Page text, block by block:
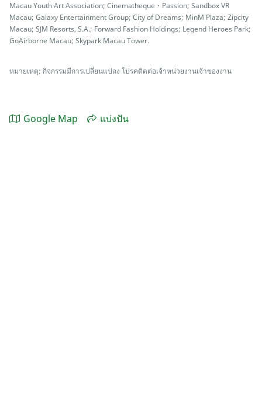
Macau Youth Art Association; Cinematheque・Passion; Sandbox VR
Macau; Galaxy Entertainment Group; City of Dreams; MinM Plaza; Zipcity
Macau; SJM Resorts, S.A.; Forward Fashion Holdings; Legend Heroes Park;
GoAirborne Macau; Skypark Macau Tower.
หมายเหตุ: กิจกรรมมีการเปลี่ยนแปลง โปรคติดต่อเจ้าหน่วยงานเจ้าของงาน
Google Map แบ่งปัน